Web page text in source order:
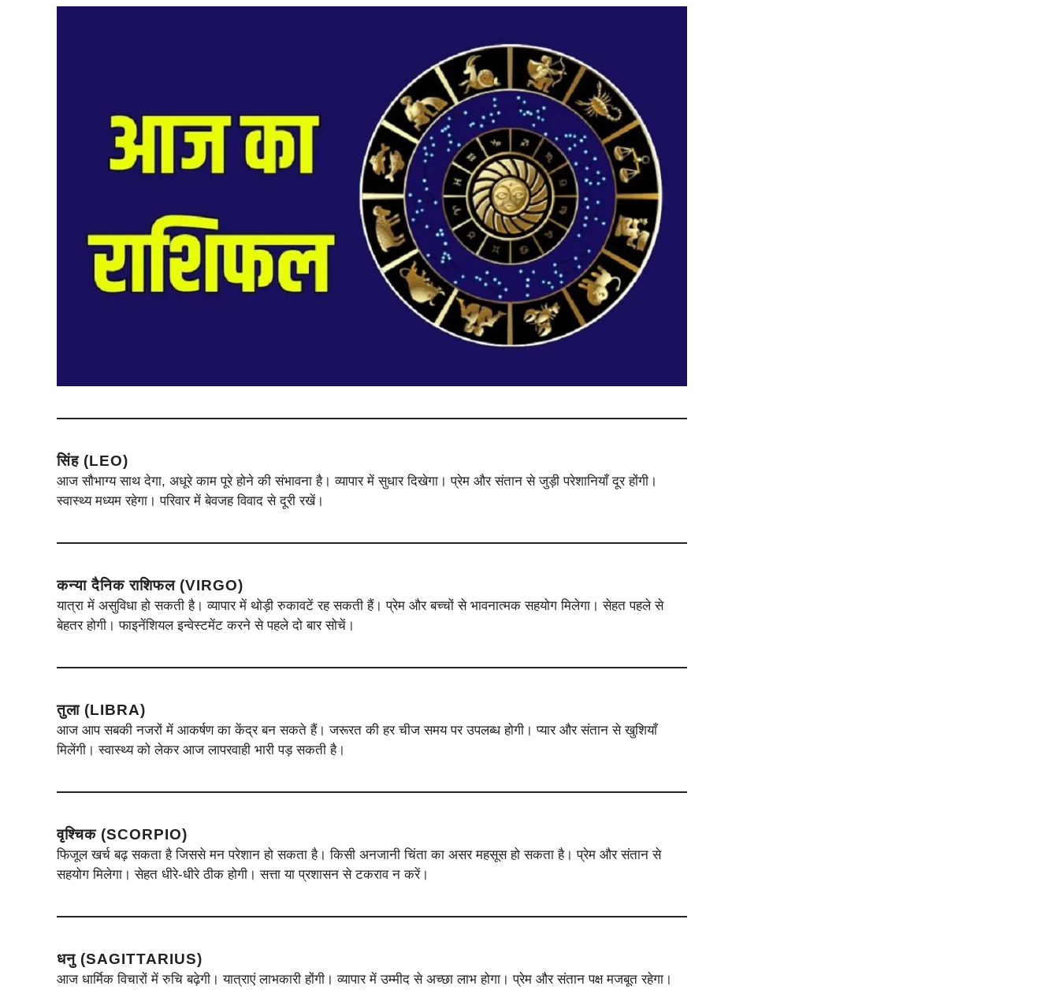
सिंह (LEO)
आज सौभाग्य साथ देगा, अधूरे काम पूरे होने की संभावना है। व्यापार में सुधार दिखेगा। प्रेम और संतान से जुड़ी परेशानियाँ दूर होंगी।
स्वास्थ्य मध्यम रहेगा। परिवार में बेवजह विवाद से दूरी रखें।
कन्या दैनिक राशिफल (VIRGO)
यात्रा में असुविधा हो सकती है। व्यापार में थोड़ी रुकावटें रह सकती हैं। प्रेम और बच्चों से भावनात्मक सहयोग मिलेगा। सेहत पहले से
बेहतर होगी। फाइनेंशियल इन्वेस्टमेंट करने से पहले दो बार सोचें।
तुला (LIBRA)
आज आप सबकी नजरों में आकर्षण का केंद्र बन सकते हैं। जरूरत की हर चीज समय पर उपलब्ध होगी। प्यार और संतान से खुशियाँ
मिलेंगी। स्वास्थ्य को लेकर आज लापरवाही भारी पड़ सकती है।
वृश्चिक (SCORPIO)
फिजूल खर्च बढ़ सकता है जिससे मन परेशान हो सकता है। किसी अनजानी चिंता का असर महसूस हो सकता है। प्रेम और संतान से
सहयोग मिलेगा। सेहत धीरे-धीरे ठीक होगी। सत्ता या प्रशासन से टकराव न करें।
धनु (SAGITTARIUS)
आज धार्मिक विचारों में रुचि बढ़ेगी। यात्राएं लाभकारी होंगी। व्यापार में उम्मीद से अच्छा लाभ होगा। प्रेम और संतान पक्ष मजबूत रहेगा।